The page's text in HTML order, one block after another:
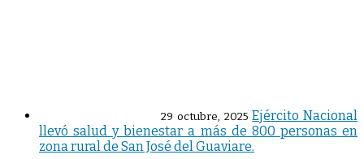
29 octubre, 2025 Ejército Nacional
llevó salud y bienestar a más de 800 personas en
zona rural de San José del Guaviare.